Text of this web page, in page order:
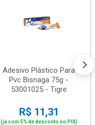
Adesivo Plástico Para
Pvc Bisnaga 75g -
53001025 - Tigre
R$ 11,31
(já com 5% de desconto no PIX)